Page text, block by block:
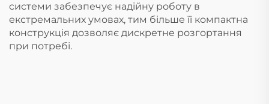
системи забезпечує надійну роботу в
екстремальних умовах, тим більше її компактна
конструкція дозволяє дискретне розгортання
при потребі.